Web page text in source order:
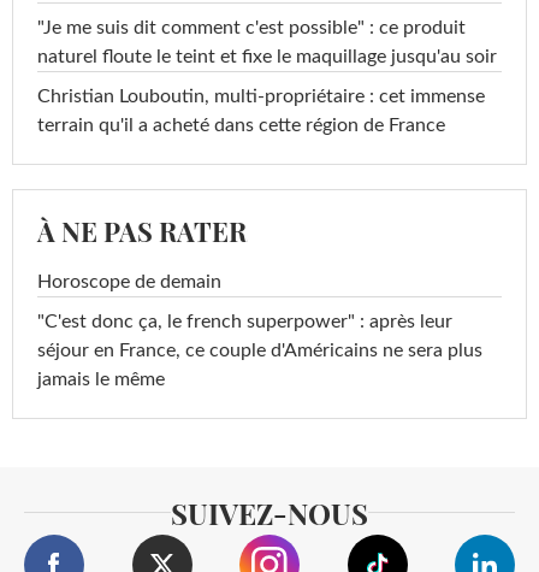
"Je me suis dit comment c'est possible" : ce produit
naturel floute le teint et fixe le maquillage jusqu'au soir
Christian Louboutin, multi-propriétaire : cet immense
terrain qu'il a acheté dans cette région de France
À NE PAS RATER
Horoscope de demain
"C'est donc ça, le french superpower" : après leur
séjour en France, ce couple d'Américains ne sera plus
jamais le même
SUIVEZ-NOUS